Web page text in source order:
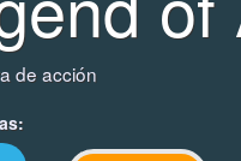
de acción